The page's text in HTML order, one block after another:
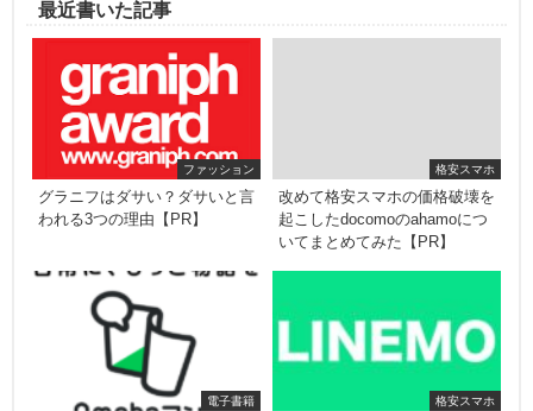
最近書いた記事
ファッション
グラニフはダサい？ダサいと言
われる3つの理由【PR】
格安スマホ
改めて格安スマホの価格破壊を
起こしたdocomoのahamoにつ
いてまとめてみた【PR】
電子書籍 格安スマホ